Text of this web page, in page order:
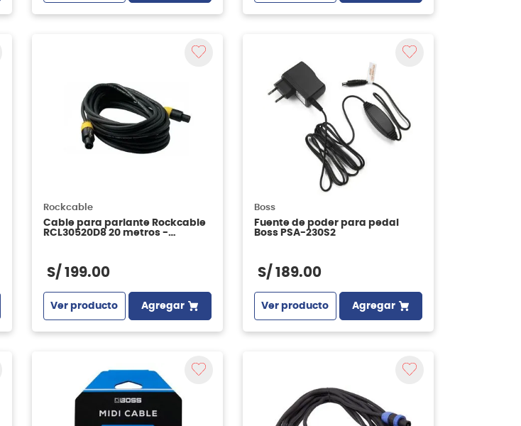
Rockcable
Cable para parlante Rockcable
RCL30520D8 20 metros -
S/ 199.00
Ver producto Agregar
Boss
Fuente de poder para pedal
Boss PSA-230S2
S/ 189.00
Ver producto Agregar